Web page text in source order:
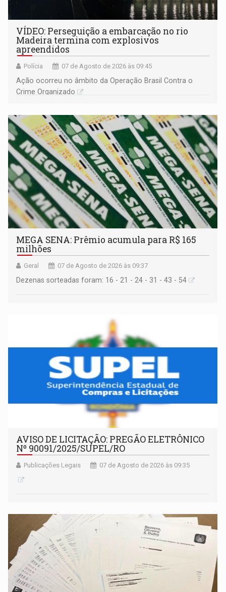
VÍDEO: Perseguição a embarcação no rio
Madeira termina com explosivos
apreendidos
Polícia 07 de Agosto de 2026 às 09:45
Ação ocorreu no âmbito da Operação Brasil Contra o
Crime Organizado
MEGA SENA: Prêmio acumula para R$ 165
milhões
Geral 07 de Agosto de 2026 às 09:37
Dezenas sorteadas foram: 16 - 21 - 24 - 31 - 43 - 54
AVISO DE LICITAÇÃO: PREGÃO ELETRÔNICO
Nº 90091/2025/SUPEL/RO
Publicações Legais 07 de Agosto de 2026 às 09:35